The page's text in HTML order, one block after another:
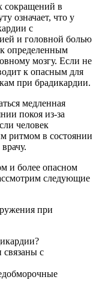
сокращений в
означает, что у
с
и головной болью
определенным
мозгу. Если не
к опасным для
при брадикардии.
медленная
покоя из-за
человек
ритмом в состоянии
и более опасном
следующие
при
связаны с